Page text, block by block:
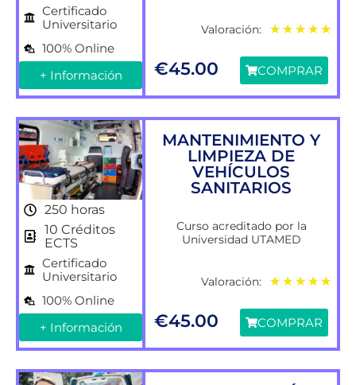
Certificado
Universitario
100% Online
+ Información
Valoración: ★ ★ ★ ★ ★
€45.00 COMPRAR
250 horas
10 Créditos
ECTS
Certificado
Universitario
100% Online
+ Información
MANTENIMIENTO Y
LIMPIEZA DE
VEHÍCULOS
SANITARIOS
Curso acreditado por la
Universidad UTAMED
Valoración: ★ ★ ★ ★ ★
€45.00 COMPRAR